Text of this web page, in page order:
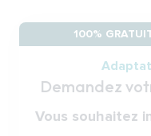
100%
Demandez
Votre
Vous souhaitez